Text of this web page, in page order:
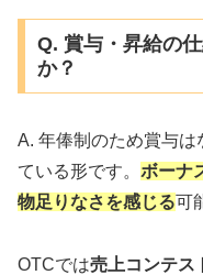
Q. 賞与・昇給の
か？
A. 年俸制のため賞与
ている形です。 ボーナ
物足りなさを感じる可
OTCでは売上コンテス